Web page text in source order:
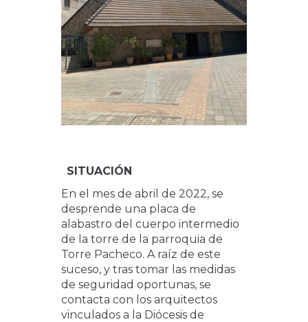
SITUACIÓN
En el mes de abril de 2022, se
desprende una placa de
alabastro del cuerpo intermedio
de la torre de la parroquia de
Torre Pacheco. A raíz de este
suceso, y tras tomar las medidas
de seguridad oportunas, se
contacta con los arquitectos
vinculados a la Diócesis de